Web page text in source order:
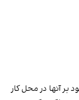
بر آنها در محل کار